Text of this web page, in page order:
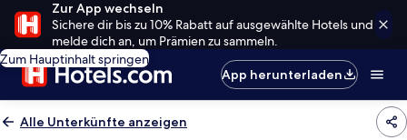
Zur App wechseln
Sichere dir bis zu 10% Rabatt auf ausgewählte Hotels und
melde dich an, um Prämien zu sammeln.
Zum Hauptinhalt springen
App herunterladen
Alle Unterkünfte anzeigen